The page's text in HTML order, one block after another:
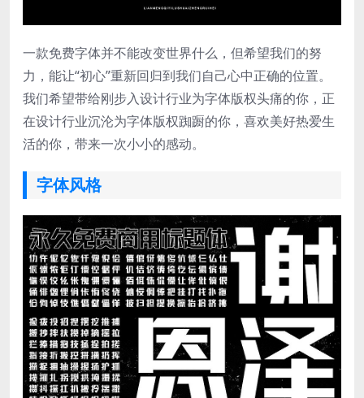
一款免费字体并不能改变世界什么，但希望我们的努
力，能让“初心”重新回归到我们自己心中正确的位置。
我们希望带给刚步入设计行业为字体版权头痛的你，正
在设计行业沉沦为字体版权踟蹰的你，喜欢美好热爱生
活的你，带来一次小小的感动。
字体风格